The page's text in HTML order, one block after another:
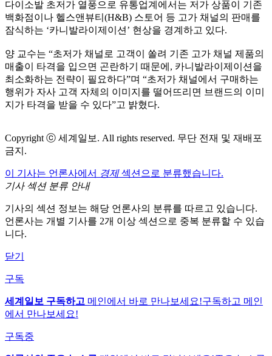
다이소발 초저가 열풍으로 유통업계에서는 저가 상품이 기존
백화점이나 헬스앤뷰티(H&B) 스토어 등 고가 채널의 판매를
잠식하는 ‘카니발라이제이션’ 현상을 경계하고 있다.
양 교수는 “초저가 채널로 고객이 쏠려 기존 고가 채널 제품의
매출이 타격을 입으면 곤란하기 때문에, 카니발라이제이션을
최소화하는 전략이 필요하다”며 “초저가 채널에서 구매하는
행위가 자사 고객 자체의 이미지를 떨어뜨리면 브랜드의 이미
지가 타격을 받을 수 있다”고 밝혔다.
Copyright ⓒ 세계일보. All rights reserved. 무단 전재 및 재배포
금지.
이 기사는 언론사에서 경제섹션으로 분류했습니다.
기사 섹션 분류 안내
기사의 섹션 정보는 해당 언론사의 분류를 따르고 있습니다.
언론사는 개별 기사를 2개 이상 섹션으로 중복 분류할 수 있습
니다.
닫기
구독
세계일보 구독하고 메인에서 바로 만나보세요!구독하고 메인
에서 만나보세요!
구독중